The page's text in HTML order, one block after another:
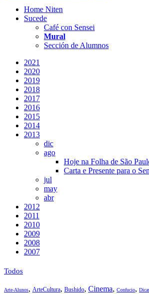
Home Niten
Sucede
Café con Sensei
Mural
Sección de Alumnos
2021
2020
2019
2018
2017
2016
2015
2014
2013
dic
ago
Hoje na Folha de São
Carta e Presente para o
jul
may
abr
2012
2011
2010
2009
2008
2007
Todos
Arte-Alunos, ArteCultura, Bushido, Cinema, Confucio,